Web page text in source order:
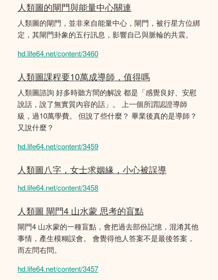
人類圖的閘門與能量中心關連
人類圖的閘門，並非來自能量中心，閘門，被行星方位綁
定，其閘門卦象的五行訊息，影響自己與脈輪的共震。
hd.life64.net/content/3460
人類圖課程要10萬成導師，值得嗎
人類圖諮詢 好多時聽方間的解說 都是「感覺良好、安慰
說話，說了無實質內容的話」。 上一個所謂認證導師
級，過10萬學費。 但說了些什麼？ 畢業後真的是導師？
又說什麼？
hd.life64.net/content/3459
人類圖八字，女士求姻緣，小心被誤導
hd.life64.net/content/3458
人類圖 閘門4 山水蒙 思考的盲點
閘門4 山水蒙的一種盲點，會把過去部份記憶，混淆其他
事情，產生模糊誤會。 會覺得他人答案不是最後答案，
而左問右問。
hd.life64.net/content/3457